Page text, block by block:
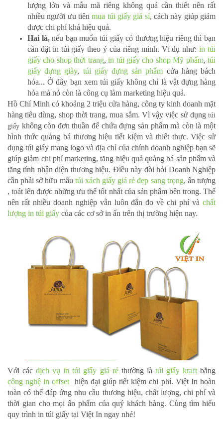
lượng lớn và mẫu mã riêng không quá cần thiết nên rất
nhiều người ưu tiênmua túi giấy giá sỉ, cách này giúp giảm
được chi phí khá hiệu quả.
Hai là,nếu bạn muốn túi giấycó thương hiệu riêng thì bạn
cần đặt in túi giấy theo ý của riêng mình. Ví dụ như:in túi
giấy cho shop thời trang,in túi giấy cho shop Mỹ phẩm,túi
giấy đựng giày, túi giấy đựng sản phẩm cửa hàng bách
hóa... Ở đây bạn xem túi giấy không chỉ là vật đựng hàng
hóa mà nó còn là công cụ làm marketing hiệu quả.
Hồ Chí Minh có khoảng 2 triệu cửa hàng, công ty kinh doanh mặt
hàng tiêu dùng, shop thời trang, mua sắm. Vì vậy việc sử dụngtúi
giấy không còn đơn thuần để chứa đựng sản phẩm mà còn là một
hình thức quảng bá thương hiệu tiết kiệm và thiết thực. Việc sử
dụng túi giấy mang logo và địa chỉ của chính doanh nghiệp bạn sẽ
giúp giảm chi phí marketing, tăng hiệu quả quảng bá sản phẩm và
tăng tính nhận diện thương hiệu. Điều này đòi hỏi Doanh Nghiệp
cần phải sở hữu mẫu túi xách giấy giá rẻ đẹp sang trọng, ấn tượng
, toát lên được những ưu thế tốt nhất của sản phẩm bên trong. Thế
nên rất nhiều doanh nghiệp vẫn luôn đắn đo về chi phí và chất
lượng in túi giấy của các cơ sở in ấn trên thị trường hiện nay.
Với cácdịch vụ in túi giấy giá rẻthường là túi giấy kraft bằng
công nghệ in offset hiện đại giúp tiết kiệm chi phí. Việt In hoàn
toàn có thể đáp ứng nhu cầu thương hiệu, chất lượng, chi phí và
thời gian cho mọi ấn phẩm của quý khách hàng. Cùng tìm hiểu
quy trình in túi giấy tại Việt In ngay nhé!